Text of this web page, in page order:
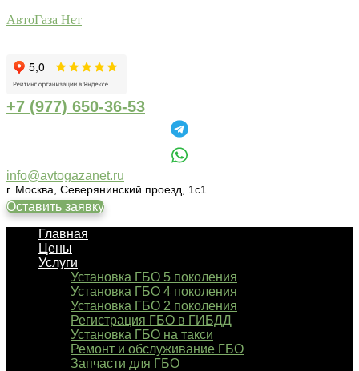
АвтоГаза Нет
+7 (977) 650-36-53
info@avtogazanet.ru
г. Москва, Северянинский проезд, 1с1
Оставить заявку
Главная
Цены
Услуги
Установка ГБО 5 поколения
Установка ГБО 4 поколения
Установка ГБО 2 поколения
Регистрация ГБО в ГИБДД
Установка ГБО на такси
Ремонт и обслуживание ГБО
Запчасти для ГБО